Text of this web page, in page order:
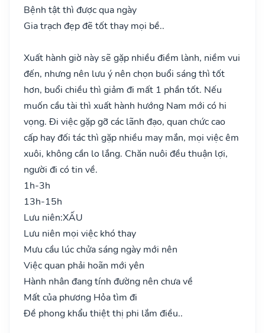
Bệnh tật thì được qua ngày
Gia trạch đẹp đẽ tốt thay mọi bề..
Xuất hành giờ này sẽ gặp nhiều điềm lành, niềm vui
đến, nhưng nên lưu ý nên chọn buổi sáng thì tốt
hơn, buổi chiều thì giảm đi mất 1 phần tốt. Nếu
muốn cầu tài thì xuất hành hướng Nam mới có hi
vọng. Đi việc gặp gỡ các lãnh đạo, quan chức cao
cấp hay đối tác thì gặp nhiều may mắn, mọi việc êm
xuôi, không cần lo lắng. Chăn nuôi đều thuận lợi,
người đi có tin về.
1h-3h
13h-15h
Lưu niên:XẤU
Lưu niên mọi việc khó thay
Mưu cầu lúc chửa sáng ngày mới nên
Việc quan phải hoãn mới yên
Hành nhân đang tính đường nên chưa về
Mất của phương Hỏa tìm đi
Đề phong khẩu thiệt thị phi lắm điều..